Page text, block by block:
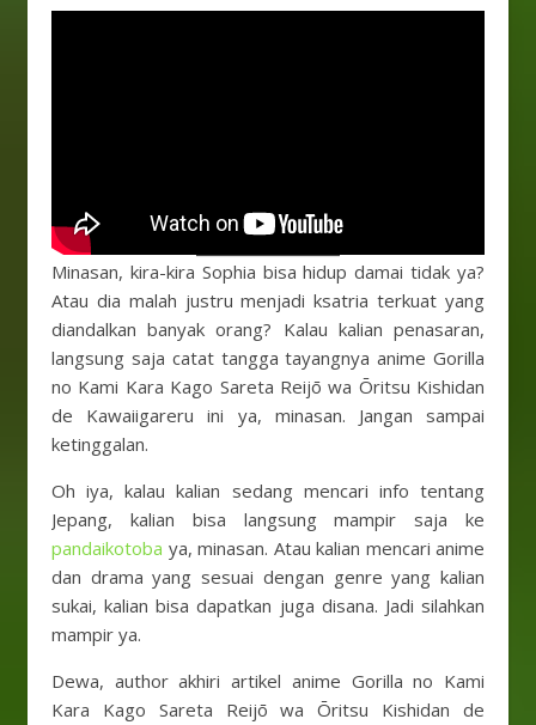
Minasan, kira-kira Sophia bisa hidup damai tidak ya?
Atau dia malah justru menjadi ksatria terkuat yang
diandalkan banyak orang? Kalau kalian penasaran,
langsung saja catat tangga tayangnya anime Gorilla
no Kami Kara Kago Sareta Reijō wa Ōritsu Kishidan
de Kawaiigareru ini ya, minasan. Jangan sampai
ketinggalan.
Oh iya, kalau kalian sedang mencari info tentang
Jepang, kalian bisa langsung mampir saja ke
pandaikotoba ya, minasan. Atau kalian mencari anime
dan drama yang sesuai dengan genre yang kalian
sukai, kalian bisa dapatkan juga disana. Jadi silahkan
mampir ya.
Dewa, author akhiri artikel anime Gorilla no Kami
Kara Kago Sareta Reijō wa Ōritsu Kishidan de